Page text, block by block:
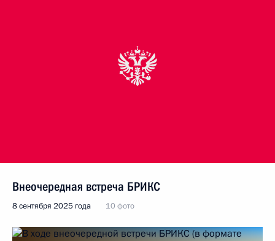
Внеочередная встреча БРИКС
8 сентября 2025 года 10 фото